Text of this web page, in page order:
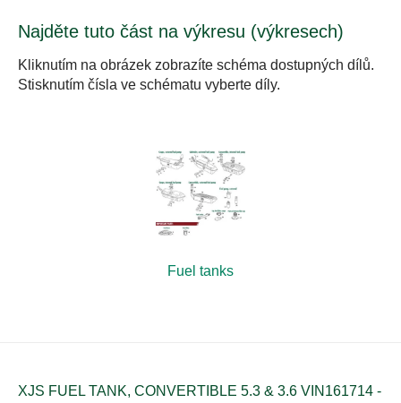
Najděte tuto část na výkresu (výkresech)
Kliknutím na obrázek zobrazíte schéma dostupných dílů.
Stisknutím čísla ve schématu vyberte díly.
Fuel tanks
XJS FUEL TANK, CONVERTIBLE 5.3 & 3.6 VIN161714 -